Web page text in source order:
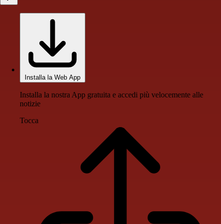
Installa la Web App
Installa la nostra App gratuita e accedi più velocemente alle
notizie
Tocca